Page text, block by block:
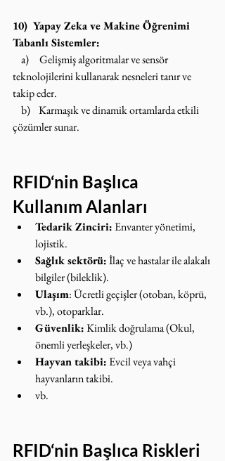
10)  Yapay Zeka ve Makine Öğrenimi
Tabanlı Sistemler:
teknolojilerini kullanarak nesneleri tanır ve
takip eder.
çözümler sunar.
RFID‘nin Başlıca
Kullanım Alanları
Tedarik Zinciri: Envanter yönetimi,
lojistik.
Sağlık sektörü: İlaç ve hastalar ile alakalı
bilgiler (bileklik).
Ulaşım: Ücretli geçişler (otoban, köprü,
vb.), otoparklar.
Güvenlik: Kimlik doğrulama (Okul,
önemli yerleşkeler, vb.)
Hayvan takibi: Evcil veya vahçi
hayvanların takibi.
vb.
RFID‘nin Başlıca Riskleri